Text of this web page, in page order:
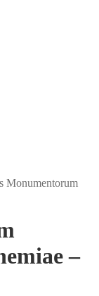
Monumentorum
–